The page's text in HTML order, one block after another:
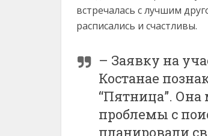
встречалась с лучшим
расписались и счастливы.
– Заявку на
Костанае
“Пятница”. Она
проблемы с
планировали